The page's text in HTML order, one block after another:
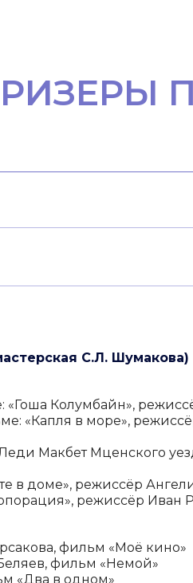
С.Л. Шумакова)
Колумбайн»,
«Капля в море»,
Макбет Мценского
в доме», режиссёр
режиссёр Иван
, фильм «Моё кино»
, фильм «Немой»
«Два в одном»